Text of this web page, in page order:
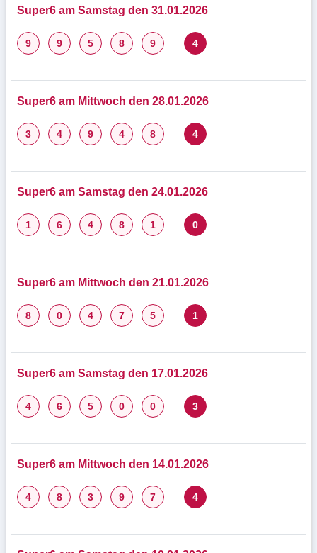
Super6 am Samstag den 31.01.2026
9 9 5 8 9 4
Super6 am Mittwoch den 28.01.2026
3 4 9 4 8 4
Super6 am Samstag den 24.01.2026
1 6 4 8 1 0
Super6 am Mittwoch den 21.01.2026
8 0 4 7 5 1
Super6 am Samstag den 17.01.2026
4 6 5 0 0 3
Super6 am Mittwoch den 14.01.2026
4 8 3 9 7 4